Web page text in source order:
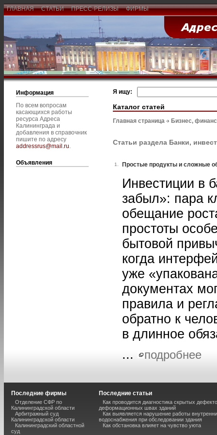
ГЛАВНАЯ СТАТЬИ ПРЕСС-РЕЛИЗЫ ФИРМЫ
Информация
По всем вопросам
касающихся работы
ресурса Адреса
Калининграда и
добавления в справочник
пишите по адресу
addressrus@mail.ru.
Объявления
Я ищу:
Каталог статей
Главная страница Бизнес,
Статьи раздела Банки,
1. Простые продукты и сложные
Инвестиции в
забыл»: пара
обещание
простоты
бытовой
когда
уже
документах
правила и
обратно к
в длинное
...
подробнее
Последние фирмы
Отделение СФР по
Калининградской области
Арбитражный суд
Калининградской области
Калининградский областной
суд
Последние статьи
Как проводится диагностика скрытых
деформационных швах зданий
Как выявляется нарушение работы
водоснабжения при обследовании здания
Как обстановка влияет на чувство уюта